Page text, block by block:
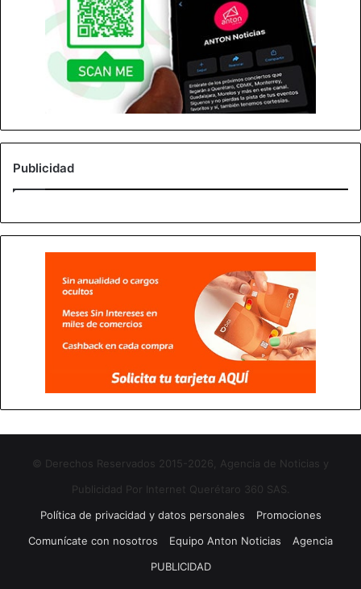
Publicidad
© Derechos Reservados 2015-2026, Agencia de Noticias y
Publicidad Por Internet Querétaro 360 SAS.
Política de privacidad y datos personales
Promociones
Comunícate con nosotros
Equipo Anton Noticias
Agencia
PUBLICIDAD